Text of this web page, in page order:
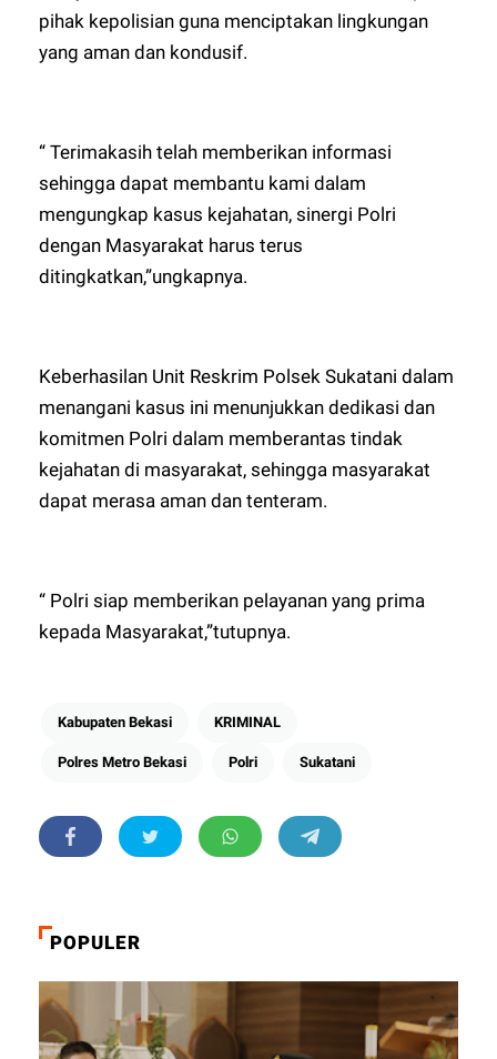
pihak kepolisian guna menciptakan lingkungan
yang aman dan kondusif.
“ Terimakasih telah memberikan informasi
sehingga dapat membantu kami dalam
mengungkap kasus kejahatan, sinergi Polri
dengan Masyarakat harus terus
ditingkatkan,”ungkapnya.
Keberhasilan Unit Reskrim Polsek Sukatani dalam
menangani kasus ini menunjukkan dedikasi dan
komitmen Polri dalam memberantas tindak
kejahatan di masyarakat, sehingga masyarakat
dapat merasa aman dan tenteram.
“ Polri siap memberikan pelayanan yang prima
kepada Masyarakat,”tutupnya.
Kabupaten Bekasi KRIMINAL
Polres Metro Bekasi Polri Sukatani
POPULER